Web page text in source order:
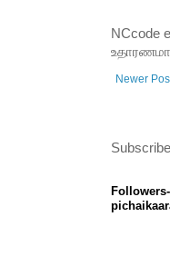
NCcode
Newer